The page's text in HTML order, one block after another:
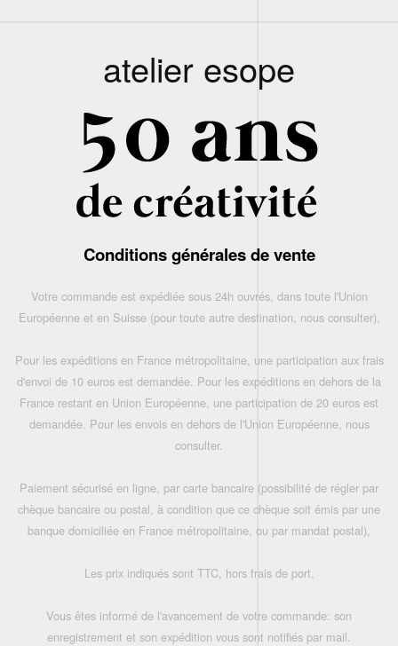
atelier esope
Conditions générales de vente
Votre commande est expédiée sous 24h ouvrés, dans toute l'Union
Européenne et en Suisse (pour toute autre destination, nous consulter),
Pour les expéditions en France métropolitaine, une participation aux frais
d'envoi de 10 euros est demandée. Pour les expéditions en dehors de la
France restant en Union Européenne, une participation de 20 euros est
demandée. Pour les envois en dehors de l'Union Européenne, nous
consulter.
Paiement sécurisé en ligne, par carte bancaire (possibilité de régler par
chèque bancaire ou postal, à condition que ce chèque soit émis par une
banque domiciliée en France métropolitaine, ou par mandat postal),
Les prix indiqués sont TTC, hors frais de port,
Vous êtes informé de l'avancement de votre commande: son
enregistrement et son expédition vous sont notifiés par mail.